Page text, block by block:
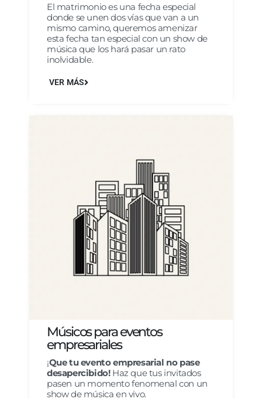
El matrimonio es una fecha especial
donde se unen dos vías que van a un
mismo camino, queremos amenizar
esta fecha tan especial con un show de
música que los hará pasar un rato
inolvidable.
VER MÁS
Músicos para eventos
empresariales
¡Que tu evento empresarial no pase
desapercibido! Haz que tus invitados
pasen un momento fenomenal con un
show de música en vivo.